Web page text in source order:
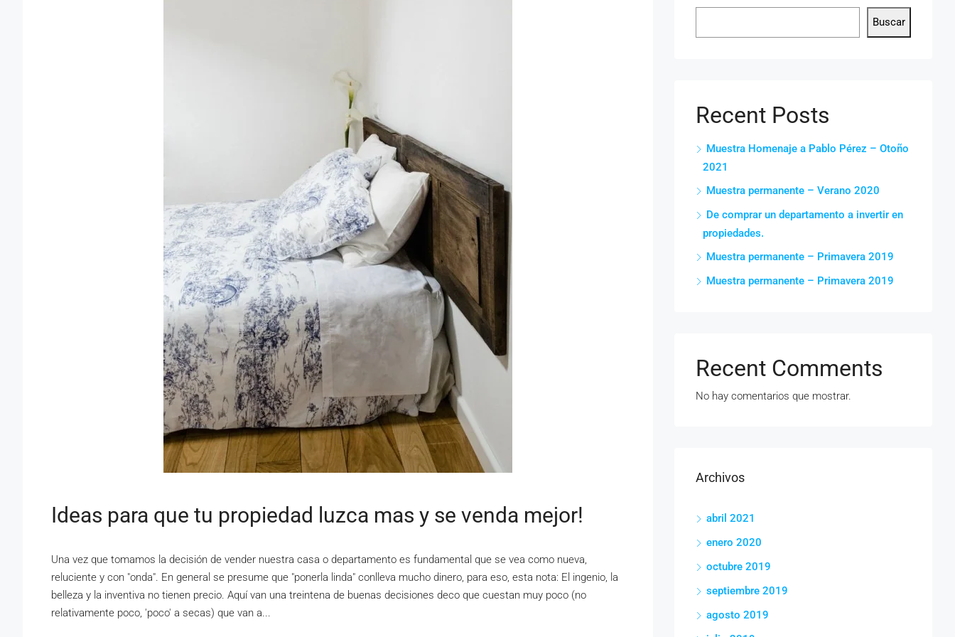
Ideas para que tu propiedad luzca mas y se venda mejor!
Una vez que tomamos la decisión de vender nuestra casa o departamento es fundamental que se vea como nueva,
reluciente y con "onda". En general se presume que "ponerla linda" conlleva mucho dinero, para eso, esta nota: El ingenio, la
belleza y la inventiva no tienen precio. Aquí van una treintena de buenas decisiones deco que cuestan muy poco (no
relativamente poco, 'poco' a secas) que van a...
Buscar
Recent Posts
Muestra Homenaje a Pablo Pérez – Otoño
2021
Muestra permanente – Verano 2020
De comprar un departamento a invertir en
propiedades.
Muestra permanente – Primavera 2019
Muestra permanente – Primavera 2019
Recent Comments
No hay comentarios que mostrar.
Archivos
abril 2021
enero 2020
octubre 2019
septiembre 2019
agosto 2019